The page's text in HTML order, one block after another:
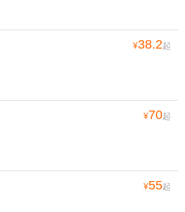
¥38.2起
¥70起
¥55起